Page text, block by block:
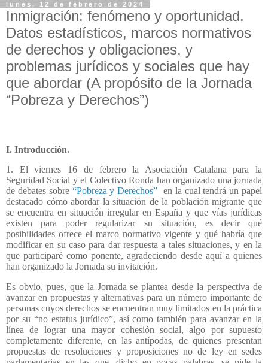
lunes, 12 de febrero de 2024
Inmigración: fenómeno y oportunidad.
Datos estadísticos, marcos normativos
de derechos y obligaciones, y
problemas jurídicos y sociales que hay
que abordar (A propósito de la Jornada
“Pobreza y Derechos”)
I. Introducción.
1. El viernes 16 de febrero la Asociación Catalana para la
Seguridad Social y el Colectivo Ronda han organizado una jornada
de debates sobre “Pobreza y Derechos” en la cual tendrá un papel
destacado cómo abordar la situación de la población migrante que
se encuentra en situación irregular en España y que vías jurídicas
existen para poder regularizar su situación, es decir qué
posibilidades ofrece el marco normativo vigente y qué habría que
modificar en su caso para dar respuesta a tales situaciones, y en la
que participaré como ponente, agradeciendo desde aquí a quienes
han organizado la Jornada su invitación.
Es obvio, pues, que la Jornada se plantea desde la perspectiva de
avanzar en propuestas y alternativas para un número importante de
personas cuyos derechos se encuentran muy limitados en la práctica
por su “no estatus jurídico”, así como también para avanzar en la
línea de lograr una mayor cohesión social, algo por supuesto
completamente diferente, en las antípodas, de quienes presentan
propuestas de resoluciones y proposiciones no de ley en sedes